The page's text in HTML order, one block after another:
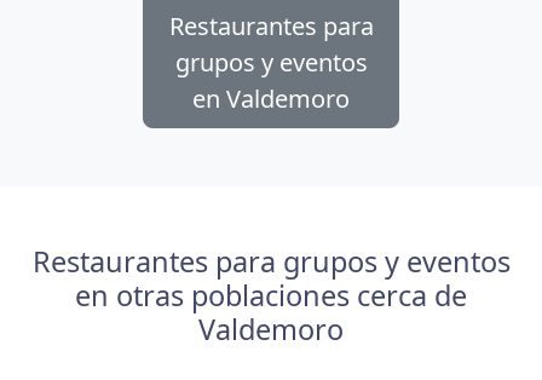
Restaurantes para
grupos y eventos
en Valdemoro
Restaurantes para grupos y eventos
en otras poblaciones cerca de
Valdemoro